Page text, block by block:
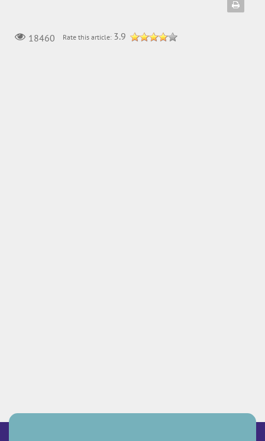
18460 Rate this article: 3.9